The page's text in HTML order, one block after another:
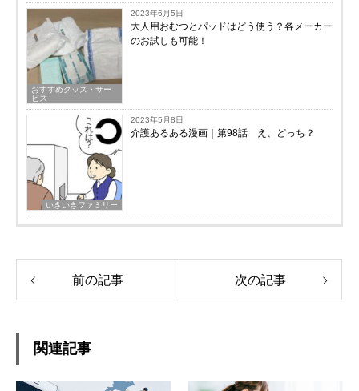
おすすめグッズ・サー
ビス
2023年6月5日
大人用おむつとパッドはどう使う？各メーカー
のお試しも可能！
いきいきファミリー
2023年5月8日
介護あるある漫画｜第98話 え、どっち？
前の記事 次の記事
関連記事